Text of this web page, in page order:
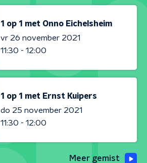
1 op 1 met Onno Eichelsheim
vr 26 november 2021
11:30 - 12:00
1 op 1 met Ernst Kuipers
do 25 november 2021
11:30 - 12:00
Meer gemist